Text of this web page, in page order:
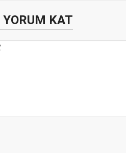
YORUM KAT